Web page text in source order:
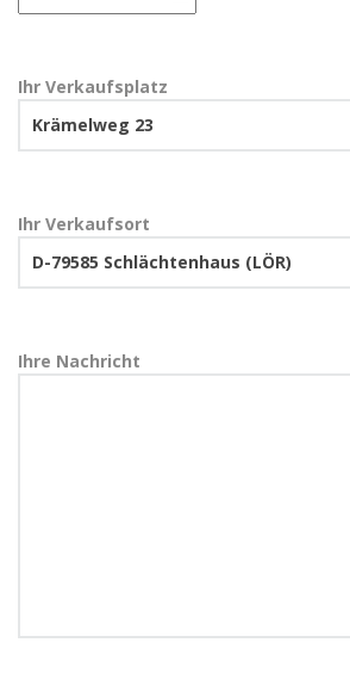
Ihr Verkaufsplatz
Ihr Verkaufsort
Ihre Nachricht